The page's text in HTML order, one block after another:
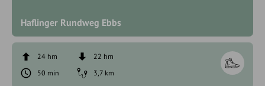
Haflinger Rundweg Ebbs
24 hm
22 hm
50 min
3,7 km